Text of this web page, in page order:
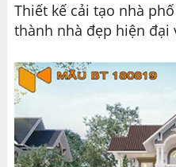
Thiết kế cải tạo nhà
thành nhà đẹp hiện đại